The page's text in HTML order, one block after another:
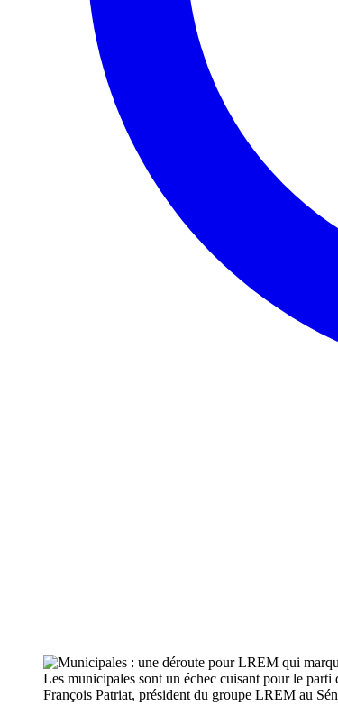
Les municipales sont un échec cuisant pour le
François Patriat, président du groupe LREM au